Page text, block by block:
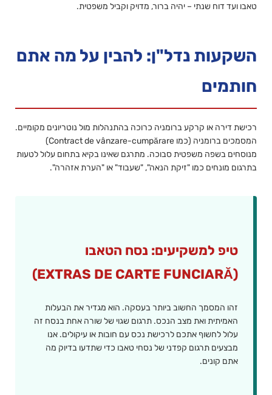
טאבו ועד דוח שנתי – יהיה ברור, מדויק וקביל משפטית.
השקעות נדל"ן: להבין על מה אתם
חותמים
רכישת דירה או קרקע ברומניה כרוכה בהתנהלות מול נוטריונים מקומיים.
המסמכים ברומניה (כמו Contract de vânzare-cumpărare)
מנוסחים בשפה משפטית סבוכה. מתרגם שאינו בקיא בתחום עלול לטעות
בתרגום מונחים כמו "זיקת הנאה", "שעבוד" או "הערת אזהרה".
טיפ למשקיעים: נסח הטאבו
(EXTRAS DE CARTE FUNCIARĂ)
זהו המסמך החשוב ביותר בעסקה. הוא מגדיר את הבעלות
האמיתית ואת מצב הנכס. תרגום שגוי של שורה אחת בנסח זה
עלול לחשוף אתכם לרכישת נכס עם חובות או עיקולים. אנו
מבצעים תרגום קפדני של נסחי טאבו כדי שתדעו בדיוק מה
אתם קונים.